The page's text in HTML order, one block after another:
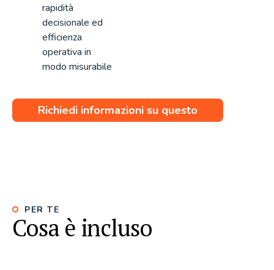
rapidità
decisionale ed
efficienza
operativa in
modo misurabile
Richiedi informazioni su questo
PER TE
Cosa è incluso